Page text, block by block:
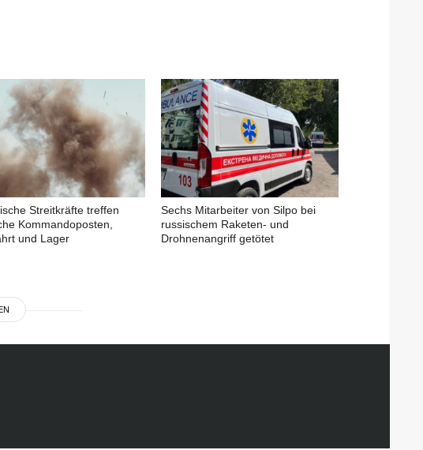
Streitkräfte treffen
Kommandoposten,
und Lager
Sechs Mitarbeiter von Silpo bei
russischem Raketen- und
Drohnenangriff getötet